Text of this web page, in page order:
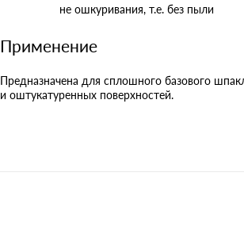
не ошкуривания, т.е. без пыли
Применение
Предназначена для сплошного базового
и оштукатуренных поверхностей.